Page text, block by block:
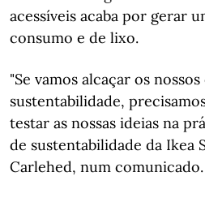
acessíveis acaba por gerar
consumo e de lixo.
"Se vamos alcaçar os
sustentabilidade,
testar as nossas ideias na
de sustentabilidade da Ikea
Carlehed, num comunicado.